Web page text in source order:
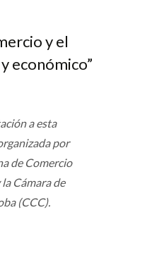
y el
económico”
a esta
por
de Comercio
Cámara de
(CCC).